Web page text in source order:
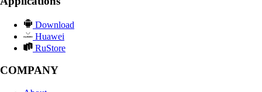
Download
Huawei
RuStore
COMPANY